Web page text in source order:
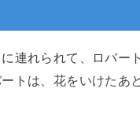
連れられて、ロバー
トは、花をいけたあ